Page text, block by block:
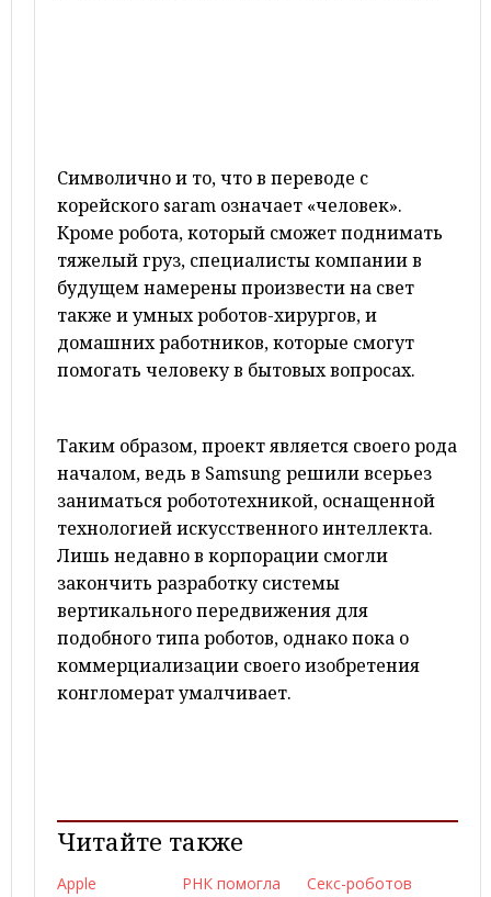
Символично и то, что в переводе с
корейского saram означает «человек».
Кроме робота, который сможет поднимать
тяжелый груз, специалисты компании в
будущем намерены произвести на свет
также и умных роботов-хирургов, и
домашних работников, которые смогут
помогать человеку в бытовых вопросах.
Таким образом, проект является своего рода
началом, ведь в Samsung решили всерьез
заниматься робототехникой, оснащенной
технологией искусственного интеллекта.
Лишь недавно в корпорации смогли
закончить разработку системы
вертикального передвижения для
подобного типа роботов, однако пока о
коммерциализации своего изобретения
конгломерат умалчивает.
Читайте также
Apple
РНК помогла
Секс-роботов